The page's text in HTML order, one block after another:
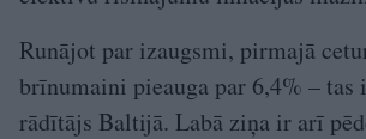
Runājot par izaugsmi, pirmajā
brīnumaini pieauga par 6,4% – tas
rādītājs Baltijā. Labā ziņa ir arī